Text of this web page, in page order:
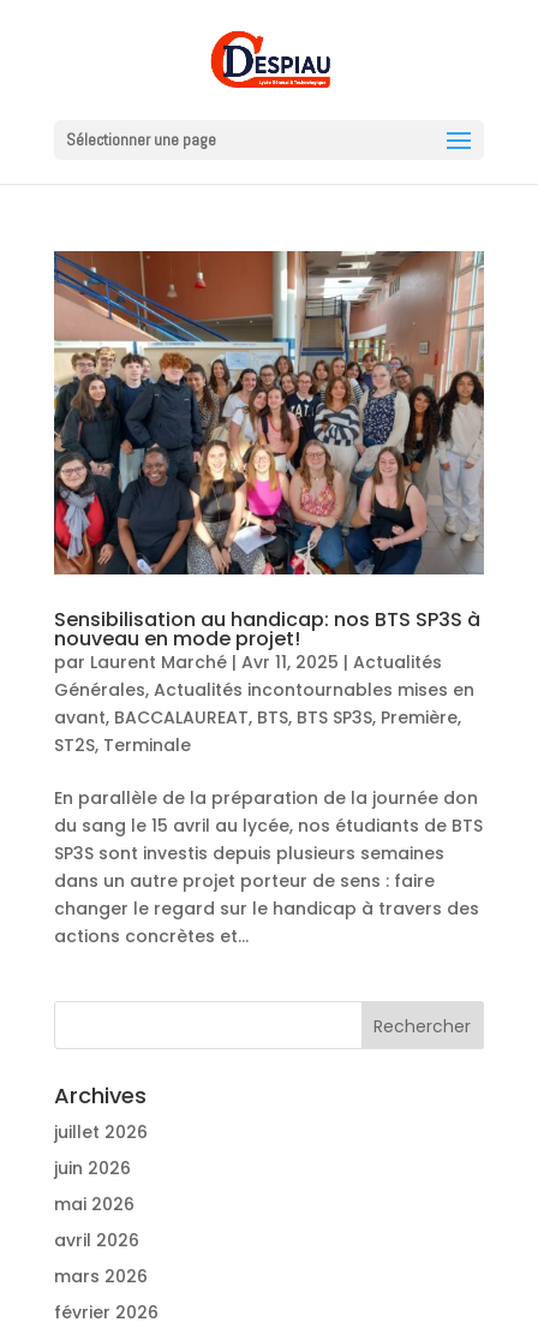
Sélectionner une page
Sensibilisation au handicap: nos BTS SP3S à
nouveau en mode projet!
par Laurent Marché| Avr 11, 2025 | Actualités
Générales, Actualités incontournables mises en
avant, BACCALAUREAT, BTS, BTS SP3S, Première,
ST2S, Terminale
En parallèle de la préparation de la journée don
du sang le 15 avril au lycée, nos étudiants de BTS
SP3S sont investis depuis plusieurs semaines
dans un autre projet porteur de sens : faire
changer le regard sur le handicap à travers des
actions concrètes et...
Archives
juillet 2026
juin 2026
mai 2026
avril 2026
mars 2026
février 2026